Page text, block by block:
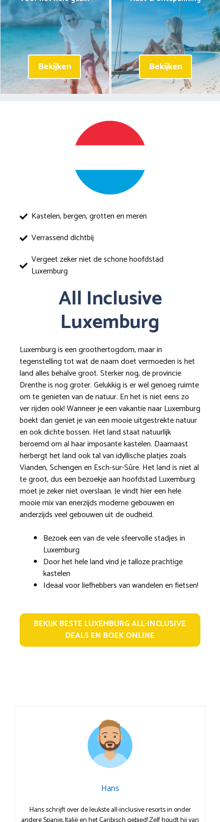
Bekijken Bekijken
Kastelen, bergen, grotten en meren
Verrassend dichtbij
Vergeet zeker niet de schone hoofdstad
Luxemburg
All Inclusive
Luxemburg
Luxemburg is een groothertogdom, maar in
tegenstelling tot wat de naam doet vermoeden is het
land alles behalve groot. Sterker nog, de provincie
Drenthe is nog groter. Gelukkig is er wel genoeg ruimte
om te genieten van de natuur. En het is niet eens zo
ver rijden ook! Wanneer je een vakantie naar Luxemburg
boekt dan geniet je van een mooie uitgestrekte natuur
en ook dichte bossen. Het land staat natuurlijk
beroemd om al haar imposante kastelen. Daarnaast
herbergt het land ook tal van idyllische platjes zoals
Vianden, Schengen en Esch-sur-Sûre. Het land is niet al
te groot, dus een bezoekje aan hoofdstad Luxemburg
moet je zeker niet overslaan. Je vindt hier een hele
mooie mix van enerzijds moderne gebouwen en
anderzijds veel gebouwen uit de oudheid.
Bezoek een van de vele sfeervolle stadjes in
Luxemburg
Door het hele land vind je talloze prachtige
kastelen
Ideaal voor liefhebbers van wandelen en fietsen!
BEKIJK BESTE LUXEMBURG ALL-INCLUSIVE
DEALS EN BOEK ONLINE
Hans
Hans schrijft over de leukste all-inclusive resorts in onder